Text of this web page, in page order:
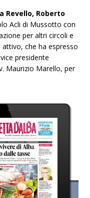
Revello, Roberto
Acli di Mussotto con
per altri circoli e
che ha espresso
presidente
Maurizio Marello, per